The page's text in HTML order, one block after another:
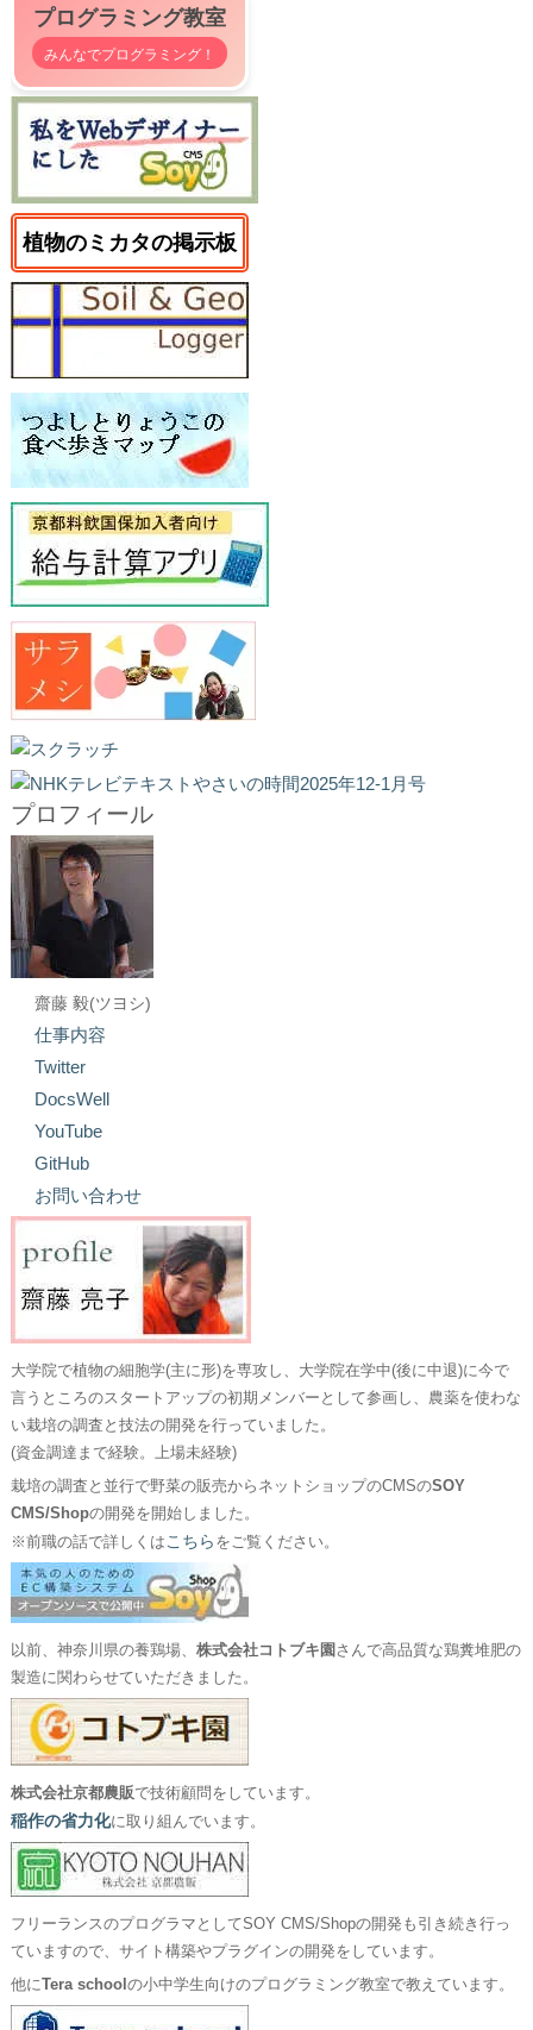
プログラミング教室
みんなでプログラミング！
植物のミカタの掲示板
プロフィール
齋藤 毅(ツヨシ)
仕事内容
Twitter
DocsWell
YouTube
GitHub
お問い合わせ
大学院で植物の細胞学(主に形)を専攻し、大学院在学中(後に中退)に今で
言うところのスタートアップの初期メンバーとして参画し、農薬を使わな
い栽培の調査と技法の開発を行っていました。
(資金調達まで経験。上場未経験)
栽培の調査と並行で野菜の販売からネットショップのCMSのSOY
CMS/Shopの開発を開始しました。
※前職の話で詳しくは こちら をご覧ください。
以前、神奈川県の養鶏場、 株式会社コトブキ園 さんで高品質な鶏糞堆肥の
製造に関わらせていただきました。
株式会社京都農販で技術顧問をしています。
稲作の省力化に取り組んでいます。
フリーランスのプログラマとしてSOY CMS/Shopの開発も引き続き行っ
ていますので、サイト構築やプラグインの開発をしています。
他にTera school の小中学生向けのプログラミング教室で教えています。